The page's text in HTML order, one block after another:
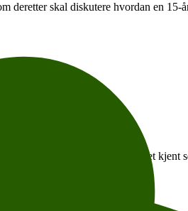
skal diskutere hvordan en 15-
i Schibsted. Hun er blant annet kjent